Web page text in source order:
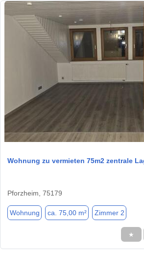
Wohnung zu vermieten 75m2 zentrale
Pforzheim, 75179
Wohnung ca. 75,00 m² Zimmer 2
★